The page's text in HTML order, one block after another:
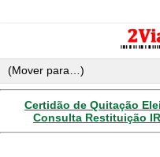
Certidão de Quitação
Consulta Restituição